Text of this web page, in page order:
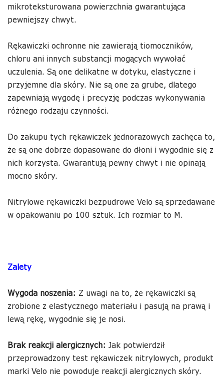
mikroteksturowana powierzchnia gwarantująca
pewniejszy chwyt.
Rękawiczki ochronne nie zawierają tiomoczników,
chloru ani innych substancji mogących wywołać
uczulenia. Są one delikatne w dotyku, elastyczne i
przyjemne dla skóry. Nie są one za grube, dlatego
zapewniają wygodę i precyzję podczas wykonywania
różnego rodzaju czynności.
Do zakupu tych rękawiczek jednorazowych zachęca to,
że są one dobrze dopasowane do dłoni i wygodnie się z
nich korzysta. Gwarantują pewny chwyt i nie opinają
mocno skóry.
Nitrylowe rękawiczki bezpudrowe Velo są sprzedawane
w opakowaniu po 100 sztuk. Ich rozmiar to M.
Zalety
Wygoda noszenia: Z uwagi na to, że rękawiczki są
zrobione z elastycznego materiału i pasują na prawą i
lewą rękę, wygodnie się je nosi.
Brak reakcji alergicznych: Jak potwierdził
przeprowadzony test rękawiczek nitrylowych, produkt
marki Velo nie powoduje reakcji alergicznych skóry.